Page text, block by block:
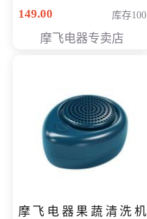
98元
149.00 库存100
摩飞电器专卖店
摩飞电器果蔬清洗机